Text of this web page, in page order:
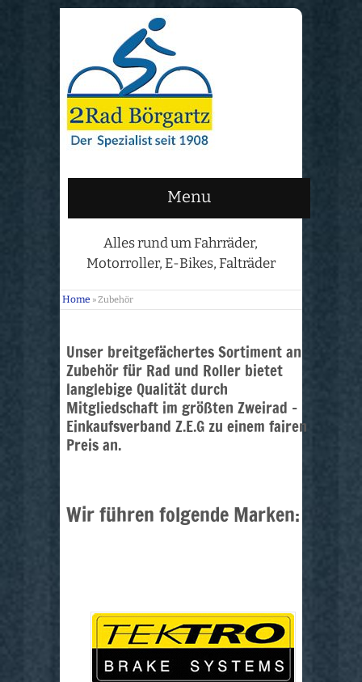
Menu
Alles rund um Fahrräder,
Motorroller, E-Bikes, Falträder
Home »Zubehör
Unser breitgefächertes Sortiment an
Zubehör für Rad und Roller bietet
langlebige Qualität durch
Mitgliedschaft im größten Zweirad –
Einkaufsverband Z.E.G zu einem fairen
Preis an.
Wir führen folgende Marken: